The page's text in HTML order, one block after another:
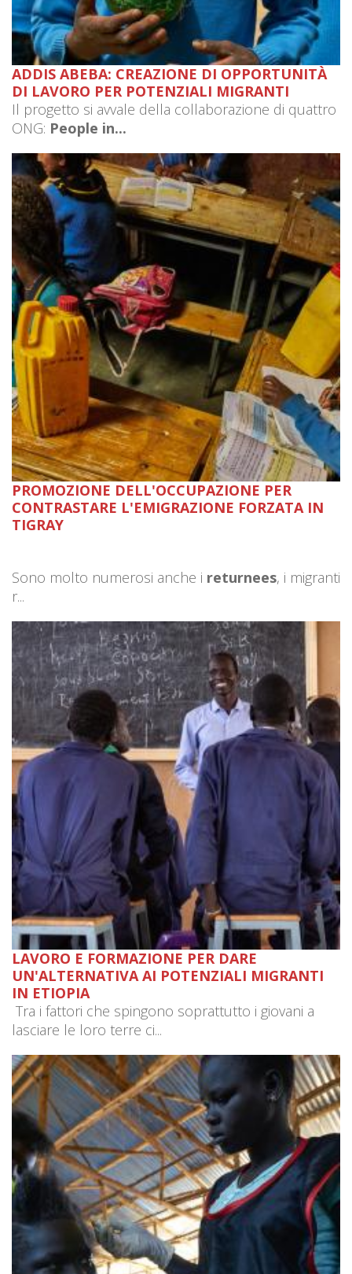
ADDIS ABEBA: CREAZIONE DI OPPORTUNITÀ
DI LAVORO PER POTENZIALI MIGRANTI
Il progetto si avvale della collaborazione di quattro
ONG: People in...
PROMOZIONE DELL'OCCUPAZIONE PER
CONTRASTARE L'EMIGRAZIONE FORZATA IN
TIGRAY
Sono molto numerosi anche i returnees, i migranti
r...
LAVORO E FORMAZIONE PER DARE
UN'ALTERNATIVA AI POTENZIALI MIGRANTI
IN ETIOPIA
Tra i fattori che spingono soprattutto i giovani a
lasciare le loro terre ci...